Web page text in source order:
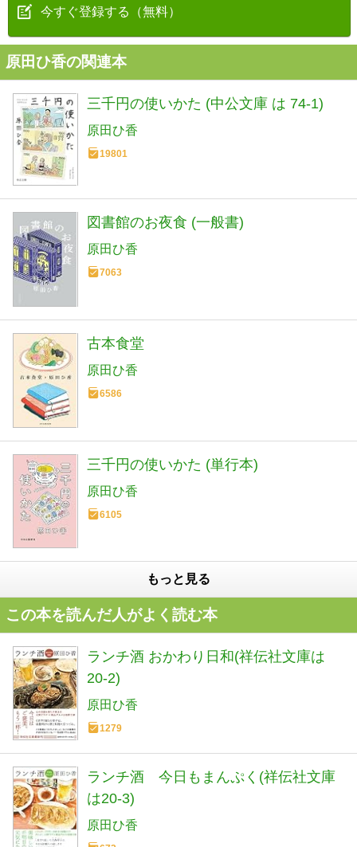
今すぐ登録する（無料）
原田ひ香の関連本
三千円の使いかた (中公文庫 は 74-1)
原田ひ香
19801
図書館のお夜食 (一般書)
原田ひ香
7063
古本食堂
原田ひ香
6586
三千円の使いかた (単行本)
原田ひ香
6105
もっと見る
この本を読んだ人がよく読む本
ランチ酒 おかわり日和(祥伝社文庫は
20-2)
原田ひ香
1279
ランチ酒 今日もまんぷく(祥伝社文庫
は20-3)
原田ひ香